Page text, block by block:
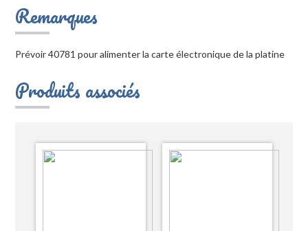
Remarques
Prévoir 40781 pour alimenter la carte électronique de la platine
Produits associés